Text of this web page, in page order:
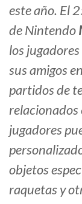
este año. El
de Nintendo
los
sus amigos
partidos de
relacionados
jugadores
objetos
raquetas y